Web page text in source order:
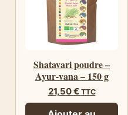
Shatavari poudre –
Ayur-vana – 150 g
21,50€ TTC